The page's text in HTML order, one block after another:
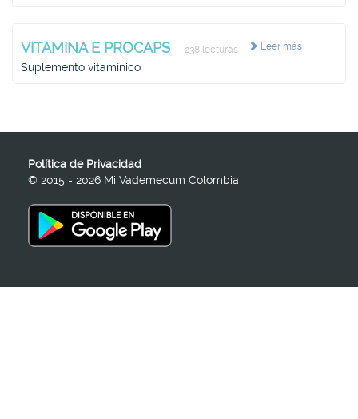
Leer más
VITAMINA E PROCAPS 238 lecturas
Suplemento vitamínico
Política de Privacidad
© 2015 - 2026 Mi Vademecum Colombia